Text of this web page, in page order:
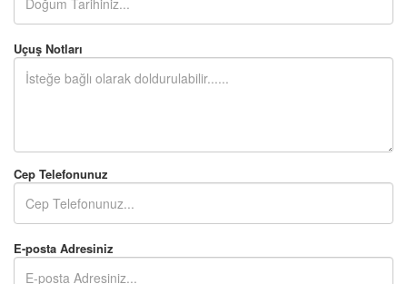
Uçuş Notları
Cep Telefonunuz
E-posta Adresiniz